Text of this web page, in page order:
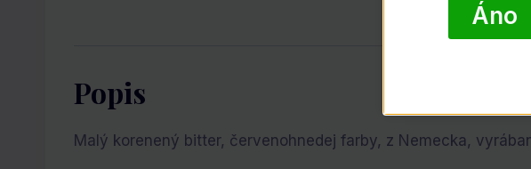
Popis
Malý korenený bitter, červenohnedej farby, z Nemecka,
Áno